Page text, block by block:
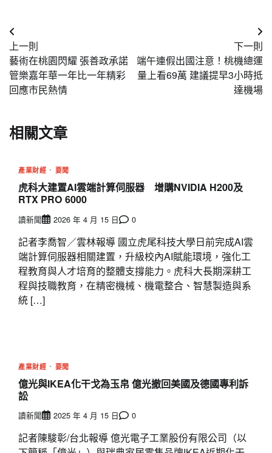
文
章
導
覽
上一則
藝術在桃園閃耀 張善政承諾
管樂嘉年華一年比一年精彩
回應市民熱情
下一則
端午連假出國注意！桃機總運
量上看69萬 建議提早3小時抵
達機場
相關文章
產業財經 要聞
虎科大建置AI雲端計算伺服器 增購NVIDIA H200及
RTX PRO 6000
讀新聞 2026 年 4 月 15 日 0
記者李喬智／雲林報導 國立虎尾科技大學日前完成AI雲
端計算伺服器相關建置，升級校內AI賦能環境，強化工
程教育與人才培育的整體支撐能力。虎科大長期深耕工
程與技職教育，在精密機械、機電整合、智慧製造與系
統 […]
產業財經 要聞
億光與IKEA化干戈為玉帛 億光撤回美國及德國專利訴
訟
讀新聞 2025 年 4 月 15 日 0
記者陳駿彰/台北報導 億光電子工業股份有限公司（以